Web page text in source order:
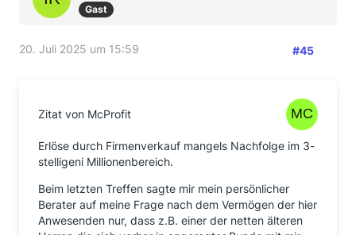
So lange man sich bei seiner eigenen Vorgehensweise
ich daran nicht ansatzweise etwas Falsches (oder gar
betreffend. Meines Erachtens einer der wichtigsten
Faktoren für den langfristigen Erfolg.
Nicht alle aber diverse Wege führen nach Rom.
Dir wünsche ich weiter eine möglichst eiserne
Gesundheit, einen genußvollen Ruhestand und gute
Gast
20. Juli 2025 um 15:59 #45
Zitat von McProfit
Erlöse durch Firmenverkauf mangels Nachfolge im 3-
stelligeni Millionenbereich.
Beim letzten Treffen sagte mir mein persönlicher
Berater auf meine Frage nach dem Vermögen der hier
Anwesenden nur, dass z.B. einer der netten älteren